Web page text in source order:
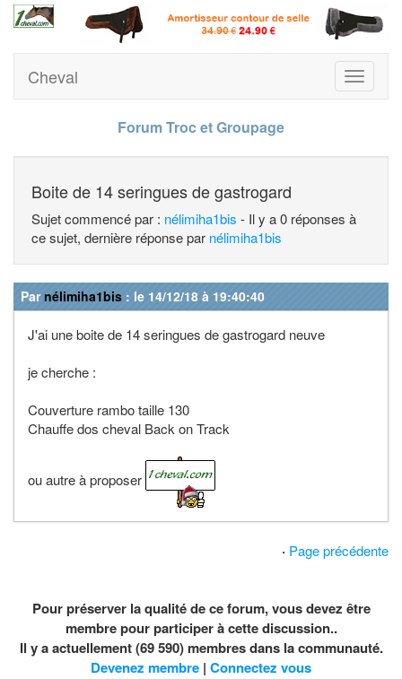
Toggle
Cheval
Forum Troc et Groupage
Boite de 14 seringues de gastrogard
Sujet commencé par : nélimiha1bis - Il y a 0 réponses à
ce sujet, dernière réponse par nélimiha1bis
Parnélimiha1bis : le 14/12/18 à 19:40:40
J'ai une boite de 14 seringues de gastrogard neuve
je cherche :
Couverture rambo taille 130
Chauffe dos cheval Back on Track
ou autre à proposer
· Page précédente
Pour préserver la qualité de ce forum, vous devez être
membre pour participer à cette discussion..
Il y a actuellement (69 590) membres dans la communauté.
Devenez membre | Connectez vous